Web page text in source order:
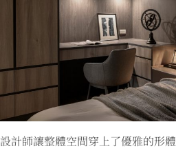
設計師讓整體空間穿上了優雅的形體